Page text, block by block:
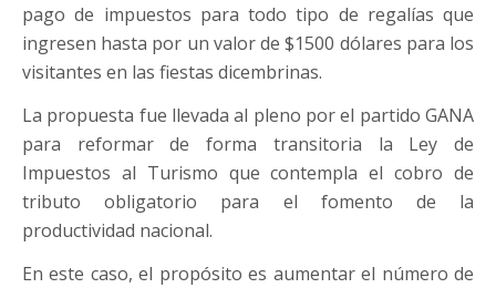
pago de impuestos para todo tipo de regalías que
ingresen hasta por un valor de $1500 dólares para los
visitantes en las fiestas dicembrinas.
La propuesta fue llevada al pleno por el partido GANA
para reformar de forma transitoria la Ley de
Impuestos al Turismo que contempla el cobro de
tributo obligatorio para el fomento de la
productividad nacional.
En este caso, el propósito es aumentar el número de